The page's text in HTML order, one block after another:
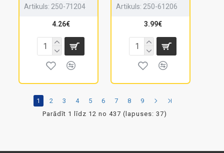
Artikuls: 250-71204
4.26€
Artikuls: 250-61206
3.99€
1 2 3 4 5 6 7 8
9
Parādīt 1 līdz 12 no 437 (lapuses: 37)